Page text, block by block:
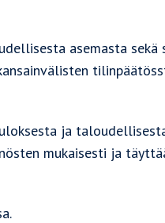
asemasta sekä
ja
mukaisesti ja